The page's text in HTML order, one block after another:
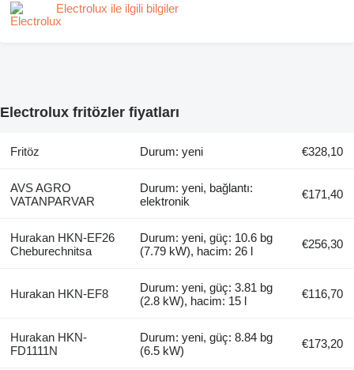
Electrolux ile ilgili bilgiler
Electrolux fritözler fiyatları
Fritöz Durum: yeni €328,10
AVS AGRO
VATANPARVAR
Durum: yeni, bağlantı:
elektronik
€171,40
Hurakan HKN-EF26
Cheburechnitsa
Durum: yeni, güç: 10.6 bg
(7.79 kW), hacim: 26 l
€256,30
Hurakan HKN-EF8
Durum: yeni, güç: 3.81 bg
(2.8 kW), hacim: 15 l
€116,70
Hurakan HKN-
FD1111N
Durum: yeni, güç: 8.84 bg
(6.5 kW)
€173,20